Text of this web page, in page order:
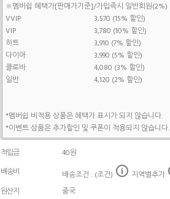
※멤버쉽 혜택가[판매가기준]/가입즉시 일반회원(2%)
VVIP
3,570 (15% 할인)
VIP
3,780 (10% 할인)
하트
3,910 (7% 할인)
다이아
3,990 (5% 할인)
클로바
4,080 (3% 할인)
일반
4,120 (2% 할인)
*멤버쉽 비적용 상품은 혜택가 표시가 되지 않습니다.
*이벤트 상품은 추가할인 및 쿠폰이 적용되지 않습니다.
적립금
40원
배송비
배송조건 : (조건)
지역별추가
원산지
중국